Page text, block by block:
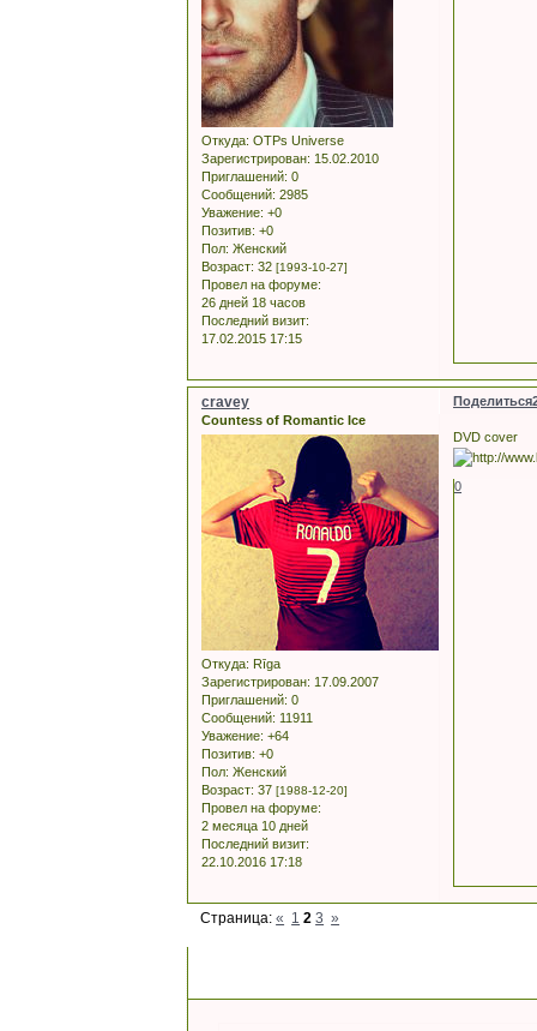
Откуда: OTPs Universe
Зарегистрирован: 15.02.2010
Приглашений: 0
Сообщений: 2985
Уважение: +0
Позитив: +0
Пол: Женский
Возраст: 32 [1993-10-27]
Провел на форуме:
26 дней 18 часов
Последний визит:
17.02.2015 17:15
Поделиться
cravey
Countess of Romantic Ice
Откуда: Rīga
Зарегистрирован: 17.09.2007
Приглашений: 0
Сообщений: 11911
Уважение: +64
Позитив: +0
Пол: Женский
Возраст: 37 [1988-12-20]
Провел на форуме:
2 месяца 10 дней
Последний визит:
22.10.2016 17:18
DVD cover
0
Страница:« 1 2 3 »